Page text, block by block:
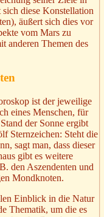
diese Konstellation
äußert sich dies vor
vom Mars zu
anderen Themen des
ist der jeweilige
eines Menschen, für
der Sonne ergibt
Sternzeichen: Steht die
sagt man, dass dieser
gibt es weitere
den Aszendenten und
Mondknoten.
Einblick in die Natur
Thematik, um die es